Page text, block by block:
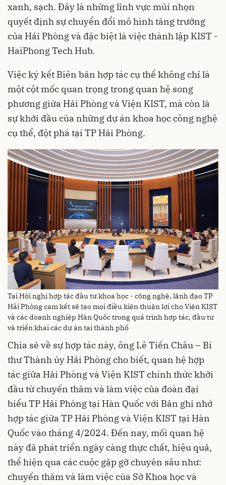
xanh, sạch. Đây là những lĩnh vực mũi nhọn
quyết định sự chuyển đổi mô hình tăng trưởng
của Hải Phòng và đặc biệt là việc thành lập KIST -
HaiPhong Tech Hub.
Việc ký kết Biên bản hợp tác cụ thể không chỉ là
một cột mốc quan trọng trong quan hệ song
phương giữa Hải Phòng và Viện KIST, mà còn là
sự khởi đầu của những dự án khoa học công nghệ
cụ thể, đột phá tại TP Hải Phòng.
Tại Hội nghị hợp tác đầu tư khoa học - công nghệ, lãnh đạo TP
Hải Phòng cam kết sẽ tạo mọi điều kiện thuận lợi cho Viện KIST
và các doanh nghiệp Hàn Quốc trong quá trình hợp tác, đầu tư
và triển khai các dự án tại thành phố
Chia sẻ về sự hợp tác này, ông Lê Tiến Châu – Bí
thư Thành ủy Hải Phòng cho biết, quan hệ hợp
tác giữa Hải Phòng và Viện KIST chính thức khởi
đầu từ chuyến thăm và làm việc của đoàn đại
biểu TP Hải Phòng tại Hàn Quốc với Bản ghi nhớ
hợp tác giữa TP Hải Phòng và Viện KIST tại Hàn
Quốc vào tháng 4/2024. Đến nay, mối quan hệ
này đã phát triển ngày càng thực chất, hiệu quả,
thể hiện qua các cuộc gặp gỡ chuyên sâu như:
chuyến thăm và làm việc của Sở Khoa học và